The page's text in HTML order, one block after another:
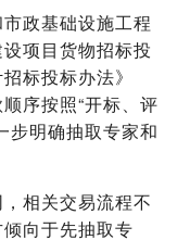
政基础设施工程
项目货物招标投
标投标办法》
序按照“开标、评
步明确抽取专家和
相关交易流程不
向于先抽取专